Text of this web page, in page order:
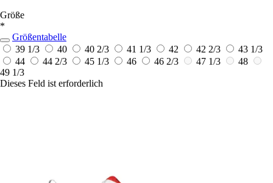
Größe
*
Größentabelle
39 1/3
40 40 2/3 41 1/3 42 42 2/3
43 1/3
44
44 2/3 45 1/3 46 46 2/3 47 1/3
48
49 1/3
Dieses Feld ist erforderlich